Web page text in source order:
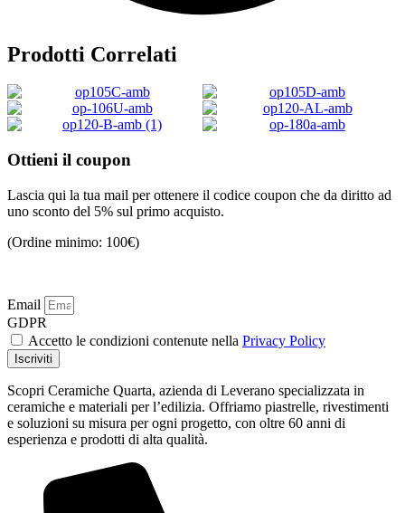
Prodotti Correlati
1.660,00€
Aggiungi al Carrello
1.849,00€
Aggiungi al Carrello
1.621,00€
Aggiungi al Carrello
2.690,00 €
Aggiungi al Carrello
2.433,00€ 3.924,00€
Ottieni il coupon
Lascia qui la tua mail per ottenere il codice coupon che da diritto ad
uno sconto del 5% sul primo acquisto.
(Ordine minimo: 100€)
Email
GDPR
Accetto le condizioni contenute nella Privacy Policy
Iscriviti
Scopri Ceramiche Quarta, azienda di Leverano specializzata in
ceramiche e materiali per l’edilizia. Offriamo piastrelle, rivestimenti
e soluzioni su misura per ogni progetto, con oltre 60 anni di
esperienza e prodotti di alta qualità.